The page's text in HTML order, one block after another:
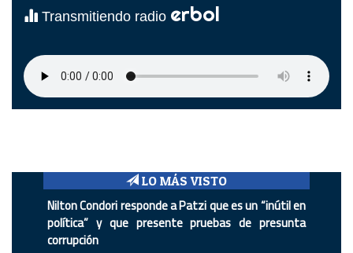
Transmitiendo radio erbol
LO MÁS VISTO
Nilton Condori responde a Patzi que es un “inútil en
política” y que presente pruebas de presunta
corrupción